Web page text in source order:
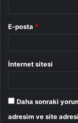
E-posta *
İnternet sitesi
Daha sonraki
adresim ve site